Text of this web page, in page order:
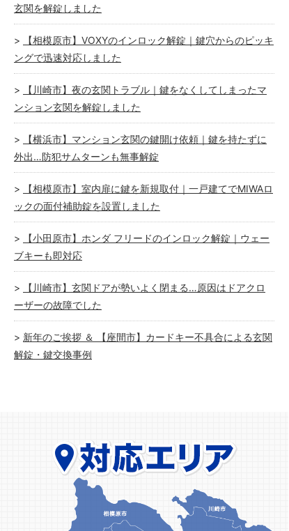
玄関を解錠しました
【相模原市】VOXYのインロック解錠｜鍵穴からのピッキ
ングで迅速対応しました
【川崎市】夜の玄関トラブル｜鍵をなくしてしまったマ
ンション玄関を解錠しました
【横浜市】マンション玄関の鍵開け依頼｜鍵を持たずに
外出…防犯サムターンも無事解錠
【相模原市】室内扉に鍵を新規取付｜一戸建てでMIWAロ
ックの面付補助錠を設置しました
【小田原市】ホンダ フリードのインロック解錠｜ウェー
ブキーも即対応
【川崎市】玄関ドアが勢いよく閉まる…原因はドアクロ
ーザーの故障でした
新年のご挨拶 ＆ 【座間市】カードキー不具合による玄関
解錠・鍵交換事例